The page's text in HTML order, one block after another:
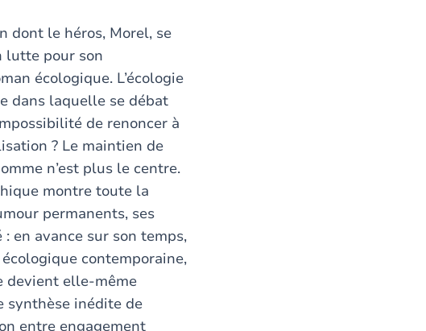
dont le héros, Morel, se
lutte pour son
écologique. L’écologie
dans laquelle se débat
de renoncer à
? Le maintien de
n’est plus le centre.
montre toute la
permanents, ses
en avance sur son temps,
contemporaine,
devient elle-même
synthèse inédite de
entre engagement